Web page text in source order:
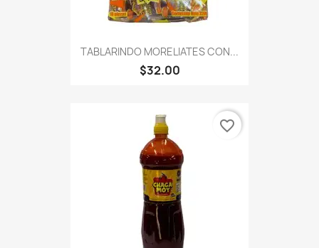
TABLARINDO MORELIATES CON...
$32.00
favorite_border